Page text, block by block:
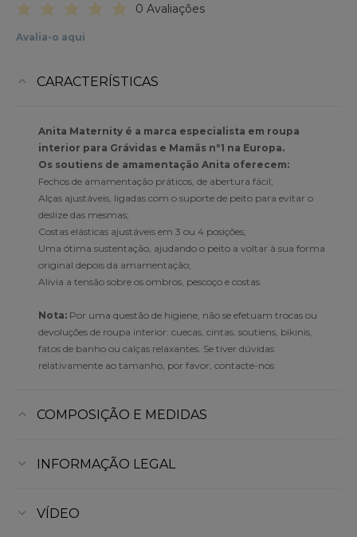
0 Avaliações
Avalia-o aqui
CARACTERÍSTICAS
Anita Maternity é a marca especialista em roupa
interior para Grávidas e Mamãs nº1 na Europa.
Os soutiens de amamentação Anita oferecem:
Fechos de amamentação práticos, de abertura fácil;
Alças ajustáveis, ligadas com o suporte de peito para evitar o
deslize das mesmas;
Costas elásticas ajustáveis em 3 ou 4 posições;
Uma ótima sustentação, ajudando o peito a voltar à sua forma
original depois da amamentação;
Alivia a tensão sobre os ombros, pescoço e costas.
Nota: Por uma questão de higiene, não se efetuam trocas ou
devoluções de roupa interior: cuecas, cintas, soutiens, bikinis,
fatos de banho ou calças relaxantes. Se tiver dúvidas
relativamente ao tamanho, por favor, contacte-nos
COMPOSIÇÃO E MEDIDAS
INFORMAÇÃO LEGAL
VÍDEO